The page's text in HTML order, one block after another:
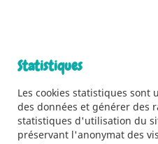
to
the
end
of
Statistiques
Les cookies statistiques
des données et générer des
statistiques d'utilisation du
préservant l'anonymat des